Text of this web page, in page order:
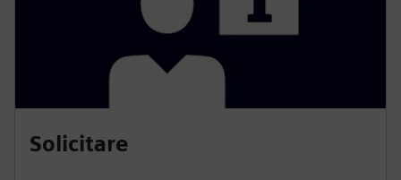
Solicitare